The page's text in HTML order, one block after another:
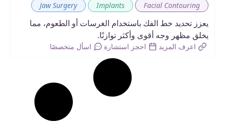
Facial Contouring
Implants
Jaw Surgery
يعزز تحديد خط الفك باستخدام الغرسات أو الطعوم، مما
يخلق مظهر وجه أقوى وأكثر توازنًا.
اعرف المزيد احجز استشارة اسأل متخصصًا